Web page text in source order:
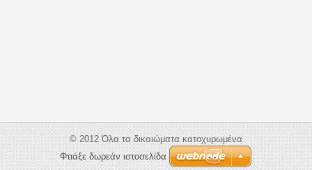
© 2012 Όλα τα δικαιώματα κατοχυρωμένα
Φτιάξε δωρεάν ιστοσελίδα